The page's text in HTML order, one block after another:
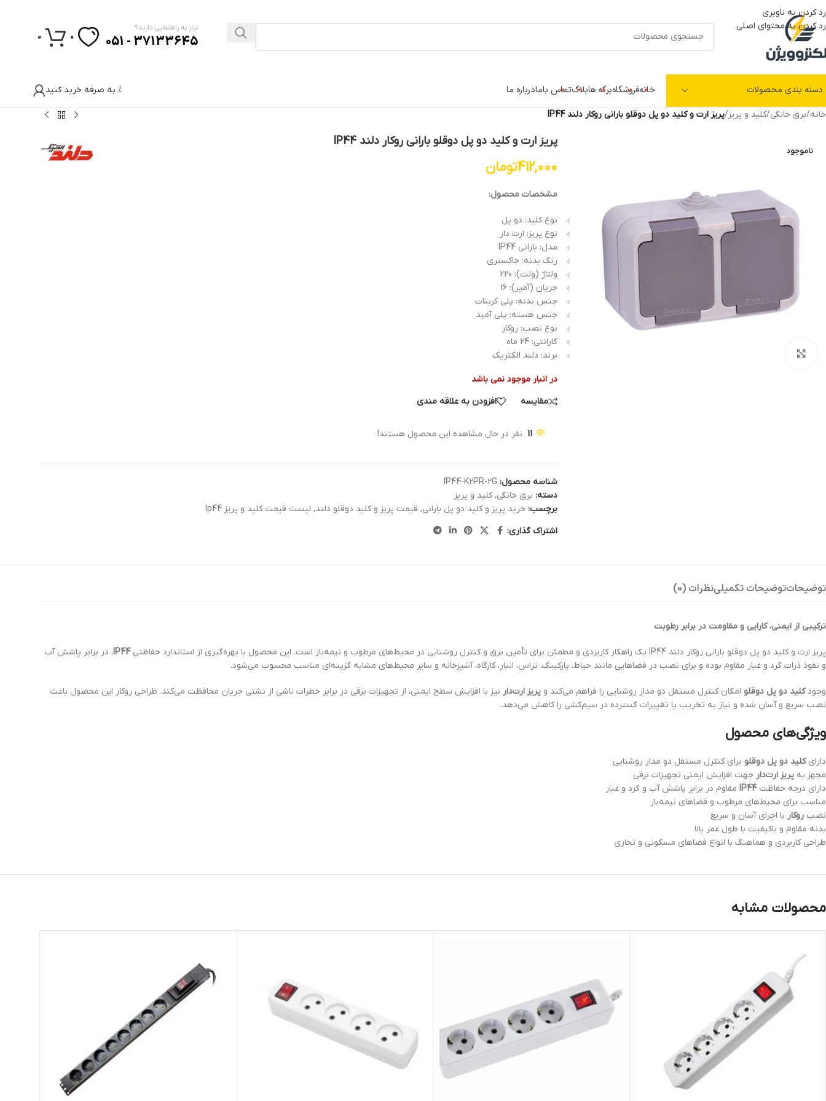
رد کردن به ناوبری
رد کردن به محتوای اصلی
نیاز به راهنمایی دارید؟
37133645 - 051
0
0
دسته بندی محصولات خانهفروشگاهبرگه هابلاگتماس بامادرباره ما % به صرفه خرید کنید
خانه/برق خانگی/کلید و پریز/پریز ارت و کلید دو پل دوقلو بارانی روکار دلند IP44
ناموجود
پریز ارت و کلید دو پل دوقلو بارانی روکار دلند IP44
412,000تومان
مشخصات محصول:
نوع کلید: دو پل
نوع پریز: ارت دار
مدل: بارانی IP44
رنگ بدنه: خاکستری
ولتاژ (ولت): 220
جریان (آمپر): 16
جنس بدنه: پلی کربنات
جنس هسته: پلی آمید
نوع نصب: روکار
گارانتی: 24 ماه
برند: دلند الکتریک
در انبار موجود نمی باشد
مقایسه
افزودن به علاقه مندی
11 نفر در حال مشاهده این محصول هستند!
شناسه محصول: IP44-K2PR-2G
دسته: برق خانگی, کلید و پریز
برچسب: خرید پریز و کلید دو پل بارانی, قیمت پریز و کلید دوقلو دلند, لیست قیمت کلید و پریز Ip44
اشتراک گذاری:
توضیحاتتوضیحات تکمیلینظرات (0)
ترکیبی از ایمنی، کارایی و مقاومت در برابر رطوبت
پریز ارت و کلید دو پل دوقلو بارانی روکار دلند IP44 یک راهکار کاربردی و مطمئن برای تأمین برق و کنترل روشنایی در محیط‌های مرطوب و نیمه‌باز است. این محصول با بهره‌گیری از استاندارد حفاظتی IP44، در برابر پاشش آب
و نفوذ ذرات گرد و غبار مقاوم بوده و برای نصب در فضاهایی مانند حیاط، پارکینگ، تراس، انبار، کارگاه، آشپزخانه و سایر محیط‌های مشابه گزینه‌ای مناسب محسوب می‌شود.
وجودکلید دو پل دوقلو امکان کنترل مستقل دو مدار روشنایی را فراهم می‌کند و پریز ارت‌دار نیز با افزایش سطح ایمنی، از تجهیزات برقی در برابر خطرات ناشی از نشتی جریان محافظت می‌کند. طراحی روکار این محصول باعث
نصب سریع و آسان شده و نیاز به تخریب یا تغییرات گسترده در سیم‌کشی را کاهش می‌دهد.
ویژگی‌های محصول
دارایکلید دو پل دوقلو برای کنترل مستقل دو مدار روشنایی
مجهز به پریز ارت‌دار جهت افزایش ایمنی تجهیزات برقی
دارای درجه حفاظتIP44 مقاوم در برابر پاشش آب و گرد و غبار
مناسب برای محیط‌های مرطوب و فضاهای نیمه‌باز
نصب روکار با اجرای آسان و سریع
بدنه مقاوم و باکیفیت با طول عمر بالا
طراحی کاربردی و هماهنگ با انواع فضاهای مسکونی و تجاری
محصولات مشابه